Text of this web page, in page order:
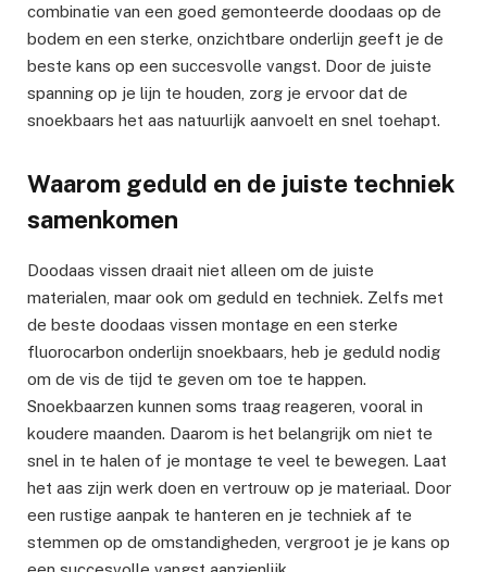
combinatie van een goed gemonteerde doodaas op de
bodem en een sterke, onzichtbare onderlijn geeft je de
beste kans op een succesvolle vangst. Door de juiste
spanning op je lijn te houden, zorg je ervoor dat de
snoekbaars het aas natuurlijk aanvoelt en snel toehapt.
Waarom geduld en de juiste techniek
samenkomen
Doodaas vissen draait niet alleen om de juiste
materialen, maar ook om geduld en techniek. Zelfs met
de beste doodaas vissen montage en een sterke
fluorocarbon onderlijn snoekbaars, heb je geduld nodig
om de vis de tijd te geven om toe te happen.
Snoekbaarzen kunnen soms traag reageren, vooral in
koudere maanden. Daarom is het belangrijk om niet te
snel in te halen of je montage te veel te bewegen. Laat
het aas zijn werk doen en vertrouw op je materiaal. Door
een rustige aanpak te hanteren en je techniek af te
stemmen op de omstandigheden, vergroot je je kans op